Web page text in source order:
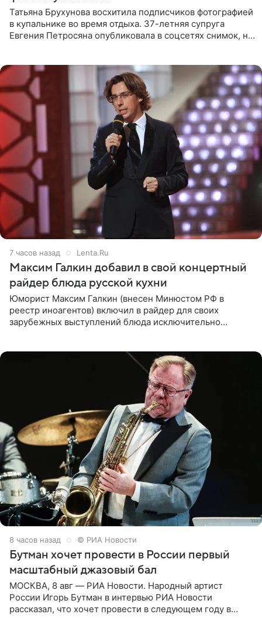
Татьяна Брухунова восхитила подписчиков фотографией
в купальнике во время отдыха. 37-летняя супруга
Евгения Петросяна опубликовала в соцсетях снимок, на
7 часов назад Lenta.Ru
Максим Галкин добавил в свой концертный
райдер блюда русской кухни
Юморист Максим Галкин (внесен Минюстом РФ в
реестр иноагентов) включил в райдер для своих
зарубежных выступлений блюда исключительно
8 часов назад © РИА Новости
Бутман хочет провести в России первый
масштабный джазовый бал
МОСКВА, 8 авг — РИА Новости. Народный артист
России Игорь Бутман в интервью РИА Новости
рассказал, что хочет провести в следующем году в